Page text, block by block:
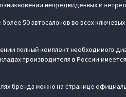
непредвиденных и
50 автосалонов во всех
полный комплект необходимого
производителя в России
бренда можно на странице